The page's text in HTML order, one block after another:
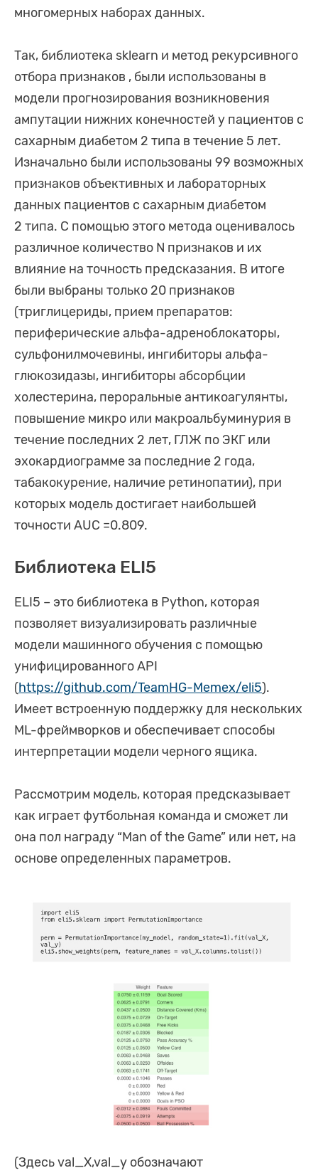
многомерных наборах данных.
Так, библиотека sklearn и метод рекурсивного
отбора признаков , были использованы в
модели прогнозирования возникновения
ампутации нижних конечностей у пациентов с
сахарным диабетом 2 типа в течение 5 лет.
Изначально были использованы 99 возможных
признаков объективных и лабораторных
данных пациентов с сахарным диабетом
2 типа. С помощью этого метода оценивалось
различное количество N признаков и их
влияние на точность предсказания. В итоге
были выбраны только 20 признаков
(триглицериды, прием препаратов:
периферические альфа-адреноблокаторы,
сульфонилмочевины, ингибиторы альфа-
глюкозидазы, ингибиторы абсорбции
холестерина, пероральные антикоагулянты,
повышение микро или макроальбуминурия в
течение последних 2 лет, ГЛЖ по ЭКГ или
эхокардиограмме за последние 2 года,
табакокурение, наличие ретинопатии), при
которых модель достигает наибольшей
точности AUC =0.809.
Библиотека ELI5
ELI5 – это библиотека в Python, которая
позволяет визуализировать различные
модели машинного обучения с помощью
унифицированного API
(https://github.com/TeamHG-Memex/eli5).
Имеет встроенную поддержку для нескольких
ML-фреймворков и обеспечивает способы
интерпретации модели черного ящика.
Рассмотрим модель, которая предсказывает
как играет футбольная команда и сможет ли
она пол награду “Man of the Game” или нет, на
основе определенных параметров.
(Здесь val_X,val_y обозначают